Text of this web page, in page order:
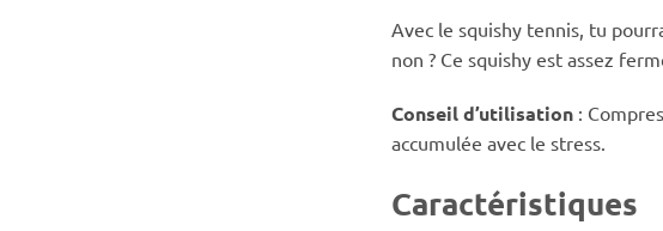
Avec le squishy tennis, tu
non ? Ce squishy est assez
Conseil d’utilisation :
accumulée avec le stress.
Caractéristiques